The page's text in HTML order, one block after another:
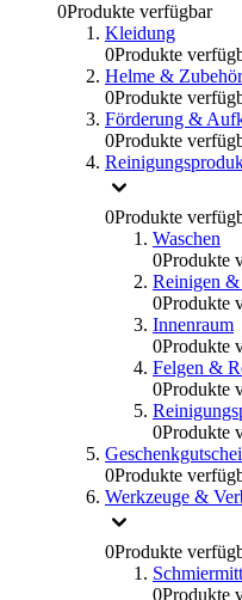
0Produkte verfügbar
Kleidung
0Produkte
Helme & Zubehör
0Produkte
Förderung &
0Produkte
0Produkte
Waschen
0Produkte
Reinigen &
0Produkte
Innenraum
0Produkte
Felgen &
0Produkte
0Produkte
0Produkte
Werkzeuge &
0Produkte
0Produkte